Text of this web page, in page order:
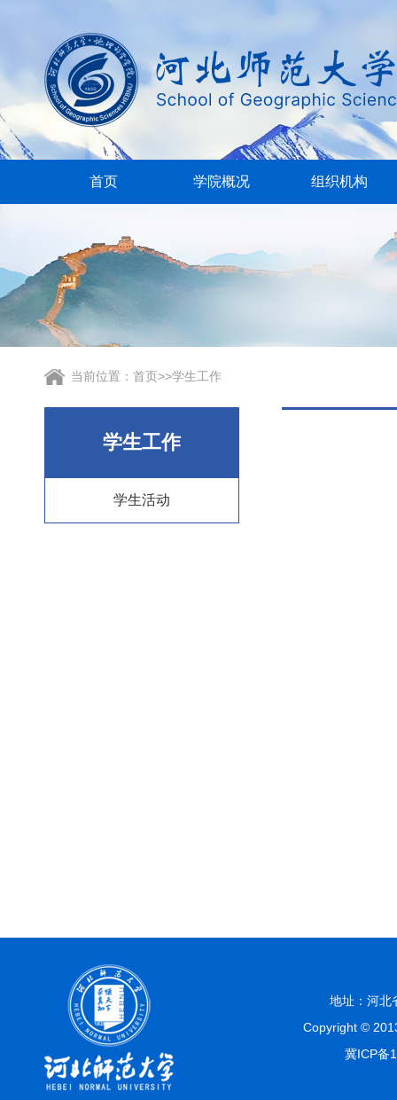
首页 学院概况 组织机构
当前位置： 首页>>学生工作
学生工作
学生活动
地址：河北
Copyright ©
冀ICP备